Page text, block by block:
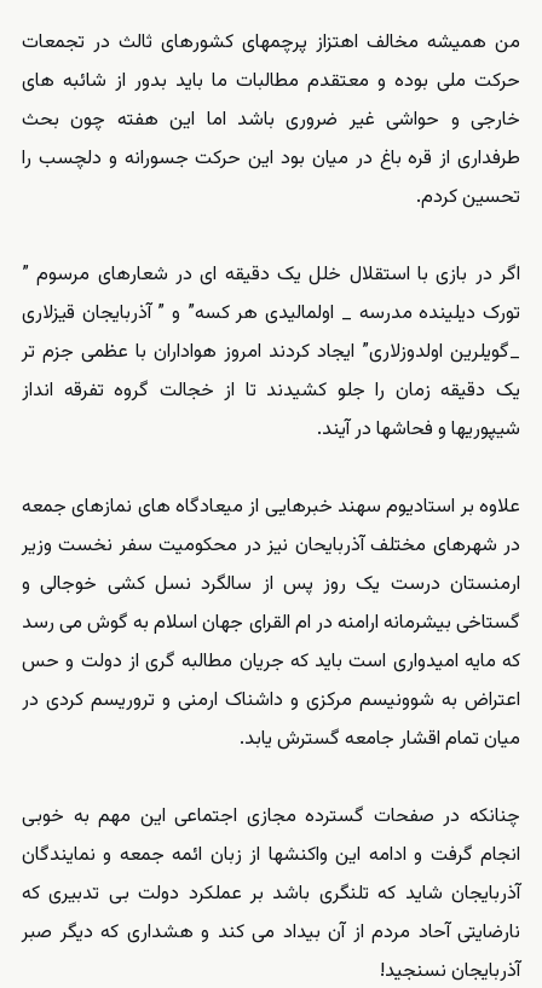
من همیشه مخالف اهتزاز پرچمهای کشورهای ثالث در تجمعات
حرکت ملى بوده و معتقدم مطالبات ما باید بدور از شائبه هاى
خارجى و حواشی غیر ضروری باشد اما این هفته چون بحث
طرفداری از قره باغ در میان بود این حرکت جسورانه و دلچسب را
تحسین کردم.
اگر در بازی با استقلال خلل یک دقیقه ای در شعارهای مرسوم ”
تورک دیلینده مدرسه _ اولمالیدی هر کسه” و ” آذربایجان قیزلاری
_گویلرین اولدوزلاری” ایجاد کردند امروز هواداران با عظمی جزم تر
یک دقیقه زمان را جلو کشیدند تا از خجالت گروه تفرقه انداز
شیپوریها و فحاشها در آیند.
علاوه بر استادیوم سهند خبرهایی از میعادگاه های نمازهای جمعه
در شهرهای مختلف آذربایحان نیز در محکومیت سفر نخست وزیر
ارمنستان درست یک روز پس از سالگرد نسل کشی خوجالی و
گستاخی بیشرمانه ارامنه در ام القرای جهان اسلام به گوش می رسد
که مایه امیدواری است باید که جریان مطالبه گری از دولت و حس
اعتراض به شوونیسم مرکزی و داشناک ارمنی و تروریسم کردی در
میان تمام اقشار جامعه گسترش یابد.
چنانکه در صفحات گسترده مجازی اجتماعی این مهم به خوبی
انجام گرفت و ادامه این واکنشها از زبان ائمه جمعه و نمایندگان
آذربایجان شاید که تلنگری باشد بر عملکرد دولت بی تدبیری که
نارضایتی آحاد مردم از آن بیداد می کند و هشداری که دیگر صبر
آذربایجان نسنجید!